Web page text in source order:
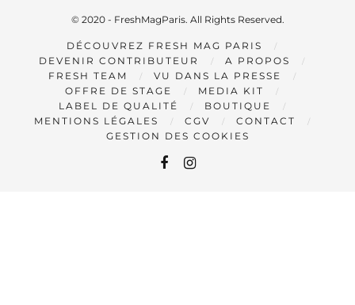
© 2020 - FreshMagParis. All Rights Reserved.
DÉCOUVREZ FRESH MAG PARIS
DEVENIR CONTRIBUTEUR
A PROPOS
FRESH TEAM
VU DANS LA PRESSE
OFFRE DE STAGE
MEDIA KIT
LABEL DE QUALITÉ
BOUTIQUE
MENTIONS LÉGALES
CGV
CONTACT
GESTION DES COOKIES